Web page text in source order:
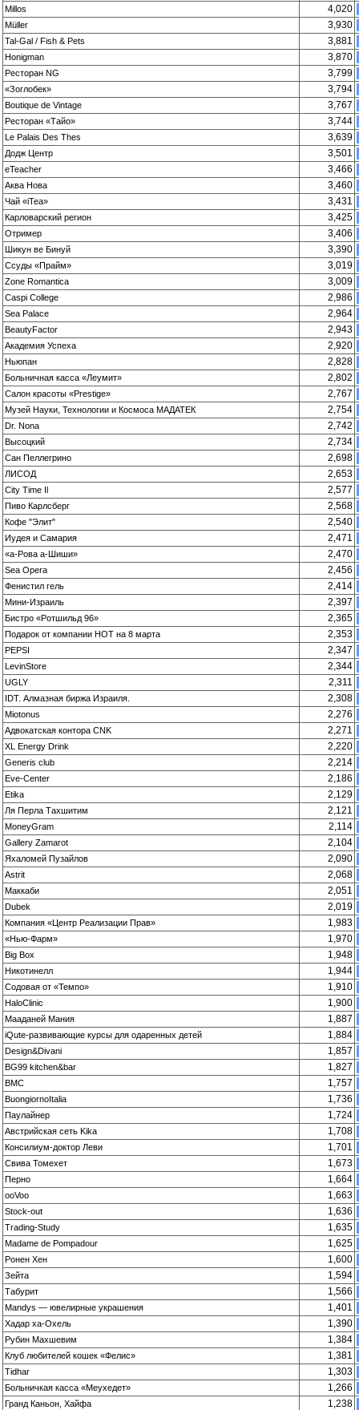
Millos 4,020
Müller 3,930
Tal-Gal / Fish & Pets 3,881
Honigman 3,870
Ресторан NG 3,799
«Зоглобек» 3,794
Boutique de Vintage 3,767
Ресторан «Тайо» 3,744
Le Palais Des Thes 3,639
Додж Центр 3,501
eTeacher 3,466
Аква Нова 3,460
Чай «iTea» 3,431
Карловарский регион 3,425
Отример 3,406
Шикун ве Бинуй 3,390
Ссуды «Прайм» 3,019
Zone Romantica 3,009
Caspi College 2,986
Sea Palace 2,964
BeautyFactor 2,943
Академия Успеха 2,920
Ньюпан 2,828
Больничная касса «Леумит» 2,802
Салон красоты «Prestige» 2,767
Музей Науки, Технологии и Космоса МАДАТЕК 2,754
Dr. Nona 2,742
Высоцкий 2,734
Сан Пеллегрино 2,698
ЛИСОД 2,653
City Time Il 2,577
Пиво Карлсберг 2,568
Кофе "Элит" 2,540
Иудея и Самария 2,471
«а-Рова а-Шиши» 2,470
Sea Opera 2,456
Фенистил гель 2,414
Мини-Израиль 2,397
Бистро «Ротшильд 96» 2,365
Подарок от компании HOT на 8 марта 2,353
PEPSI 2,347
LevinStore 2,344
UGLY 2,311
IDT. Алмазная биржа Израиля. 2,308
Miotonus 2,276
Адвокатская контора СNK 2,271
XL Energy Drink 2,220
Generis club 2,214
Eve-Center 2,186
Etika 2,129
Ля Перла Тахшитим 2,121
MoneyGram 2,114
Gallery Zamarot 2,104
Яхаломей Пузайлов 2,090
Astrit 2,068
Маккаби 2,051
Dubek 2,019
Компания «Центр Реализации Прав» 1,983
«Нью-Фарм» 1,970
Big Box 1,948
Никотинелл 1,944
Содовая от «Темпо» 1,910
HaloClinic 1,900
Мааданей Мания 1,887
iQute-развивающие курсы для одаренных детей 1,884
Design&Divani 1,857
BG99 kitchen&bar 1,827
BMC 1,757
BuongiornoItalia 1,736
Паулайнер 1,724
Австрийская сеть Kika 1,708
Консилиум-доктор Леви 1,701
Свива Томехет 1,673
Перно 1,664
ooVoo 1,663
Stock-out 1,636
Trading-Study 1,635
Madame de Pompadour 1,625
Ронен Хен 1,600
Зейта 1,594
Табурит 1,566
Mandys — ювелирные украшения 1,401
Хадар ха-Охель 1,390
Рубин Махшевим 1,384
Клуб любителей кошек «Фелис» 1,381
Tidhar 1,303
Больничкая касса «Меухедет» 1,266
Гранд Каньон, Хайфа 1,238